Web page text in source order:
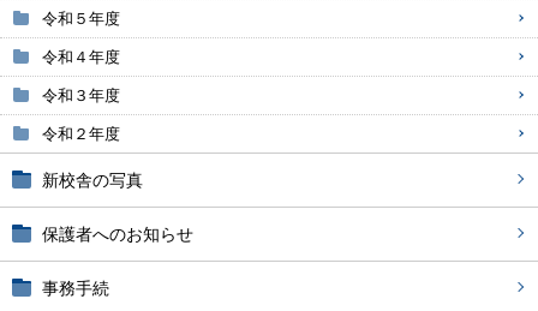
令和５年度
令和４年度
令和３年度
令和２年度
新校舎の写真
保護者へのお知らせ
事務手続